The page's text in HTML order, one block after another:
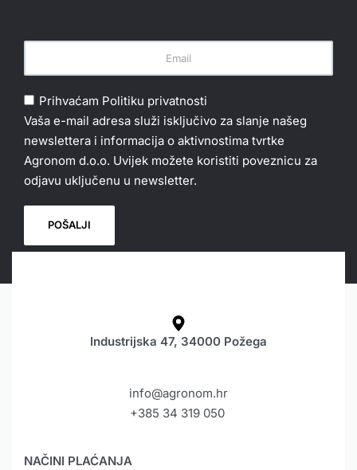
Prihvaćam Politiku privatnosti
Vaša e-mail adresa služi isključivo za slanje našeg
newslettera i informacija o aktivnostima tvrtke
Agronom d.o.o. Uvijek možete koristiti poveznicu za
odjavu uključenu u newsletter.
Industrijska 47, 34000 Požega
info@agronom.hr
+385 34 319 050
NAČINI PLAĆANJA